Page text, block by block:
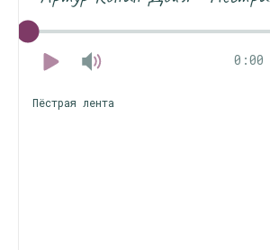
0:00
Пёстрая лента